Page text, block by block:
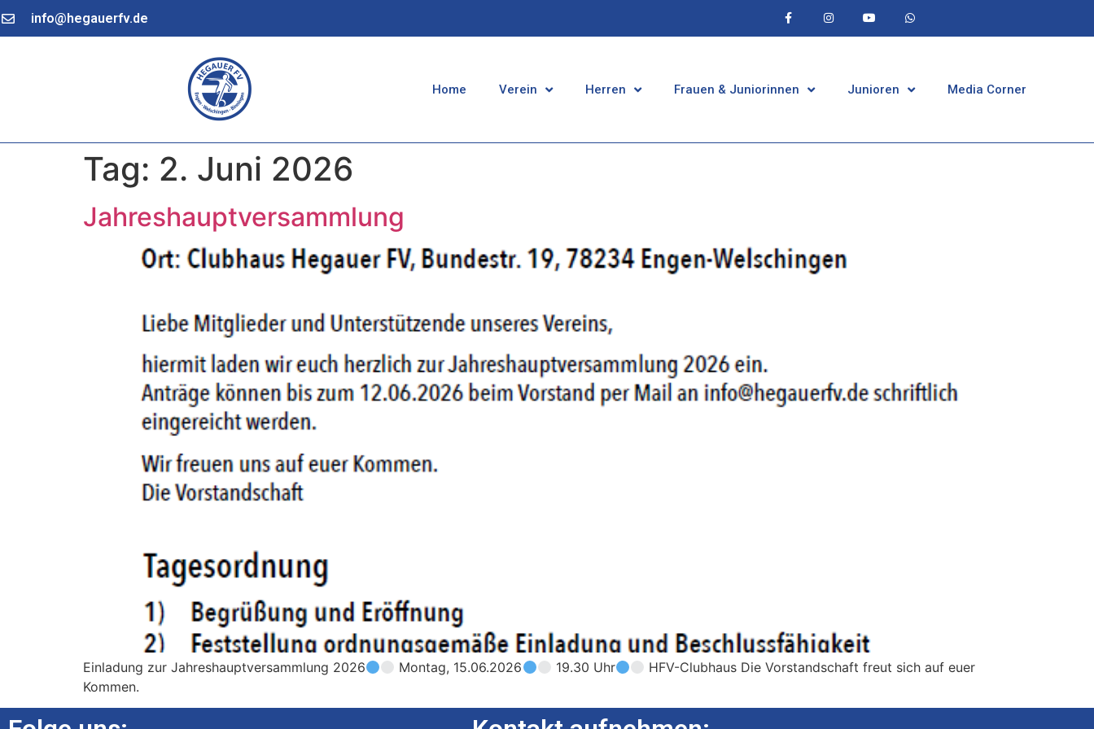
info@hegauerfv.de
Home Verein Herren Frauen & Juniorinnen Junioren Media Corner
Tag: 2. Juni 2026
Jahreshauptversammlung
Einladung zur Jahreshauptversammlung 2026 Montag, 15.06.2026 19.30 Uhr
HFV-Clubhaus Die Vorstandschaft freut sich auf euer
Kommen.